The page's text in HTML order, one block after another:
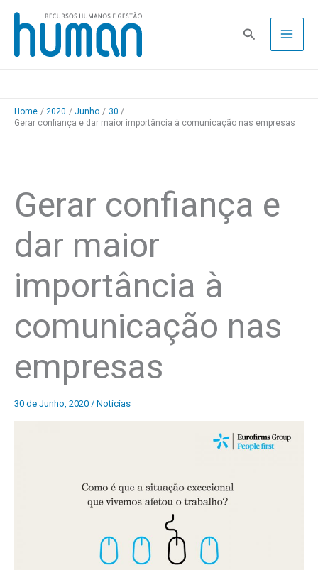
Skip
content
Pesquisa
Home 2020 Junho
30
Gerar confiança e dar maior importância à comunicação nas empresas
Gerar confiança e
dar maior
importância à
comunicação nas
empresas
30 de Junho, 2020 / Notícias